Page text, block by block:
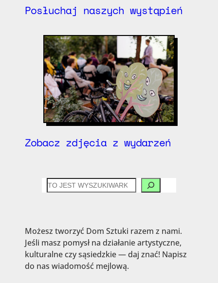
Posłuchaj naszych wystąpień
Zobacz zdjęcia z wydarzeń
CZEGO
SZUKASZ?
Możesz tworzyć Dom Sztuki razem z nami.
Jeśli masz pomysł na działanie artystyczne,
kulturalne czy sąsiedzkie — daj znać! Napisz
do nas wiadomość mejlową.